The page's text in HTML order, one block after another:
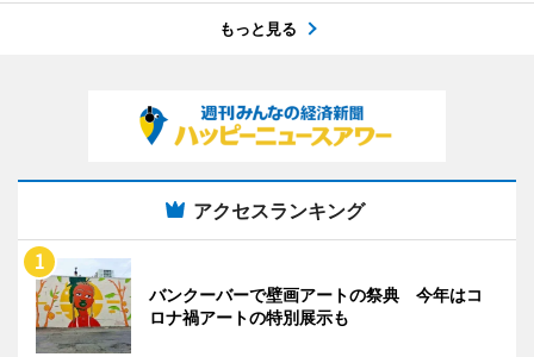
もっと見る
アクセスランキング
バンクーバーで壁画アートの祭典 今年はコ
ロナ禍アートの特別展示も